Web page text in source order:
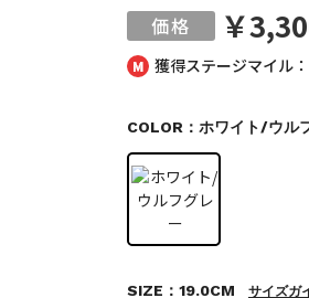
獲得ステージマイル
￥
COLOR：ホワイト/ウル
SIZE：19.0CM サイズガ